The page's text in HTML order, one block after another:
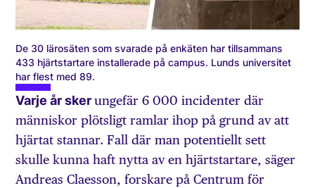
De 30 lärosäten som svarade på enkäten har tillsammans
433 hjärtstartare installerade på campus. Lunds universitet
har flest med 89.
Varje år skerungefär 6 000 incidenter där
människor plötsligt ramlar ihop på grund av att
hjärtat stannar. Fall där man potentiellt sett
skulle kunna haft nytta av en hjärtstartare, säger
Andreas Claesson, forskare på Centrum för